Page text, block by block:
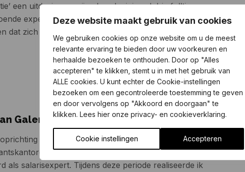
Deze website maakt gebruik van cookies
We gebruiken cookies op onze website om u de meest
relevante ervaring te bieden door uw voorkeuren en
herhaalde bezoeken te onthouden. Door op "Alles
accepteren" te klikken, stemt u in met het gebruik van
ALLE cookies. U kunt echter de Cookie-instellingen
bezoeken om een gecontroleerde toestemming te geven
en door vervolgens op "Akkoord en doorgaan" te
klikken. Lees hier onze privacy- en cookieverklaring.
Cookie instellingen Accepteren
een uitdaging; er zijn al snel minimaal drie fulltime
expertise en continuïteit te kunnen bieden. Het
dat zich volledig richt op accountants- en
Galen
van Easy Salary werd ik door zowel kleine
als grote internationale kantoren (‘big 5’)
als salarisexpert. Tijdens deze periode realiseerde ik